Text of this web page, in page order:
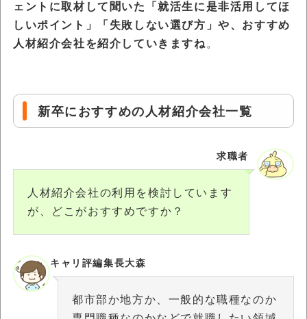
ェントに取材して聞いた「就活生に是非活用してほ
しいポイント」「失敗しない選び方」や、おすすめ
人材紹介会社を紹介していきますね 。
新卒におすすめの人材紹介会社一覧
人材紹介会社の利用を検討しています
が、どこがおすすめですか？
求職者
キャリ評編集長大森
都市部か地方か、一般的な職種なのか